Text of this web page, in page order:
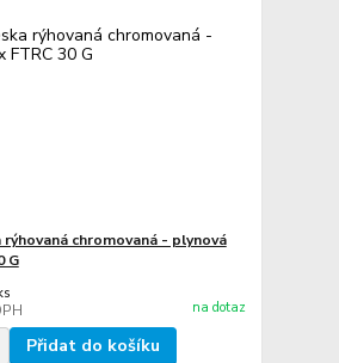
chromovaná - plynová
G
na dotaz
Přidat do košíku